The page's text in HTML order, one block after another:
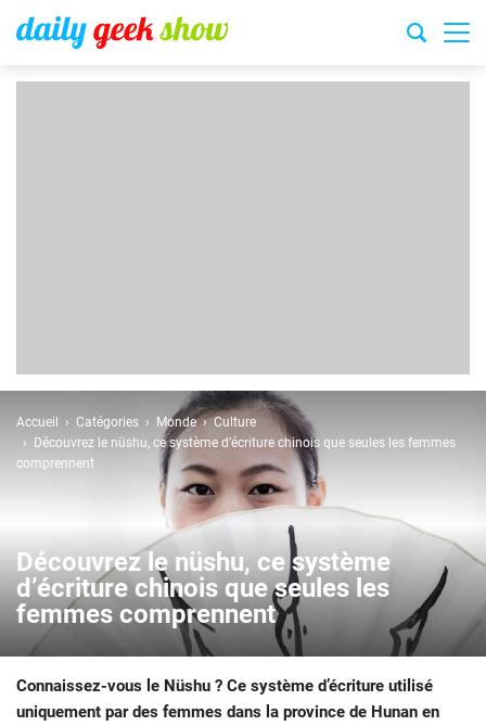
Accueil Catégories Monde
Culture
Découvrez le nüshu, ce système d’écriture chinois que seules les femmes
comprennent
Découvrez le nüshu, ce système
d’écriture chinois que seules les
femmes comprennent
Connaissez-vous le Nüshu ? Ce système d’écriture utilisé
uniquement par des femmes dans la province de Hunan en